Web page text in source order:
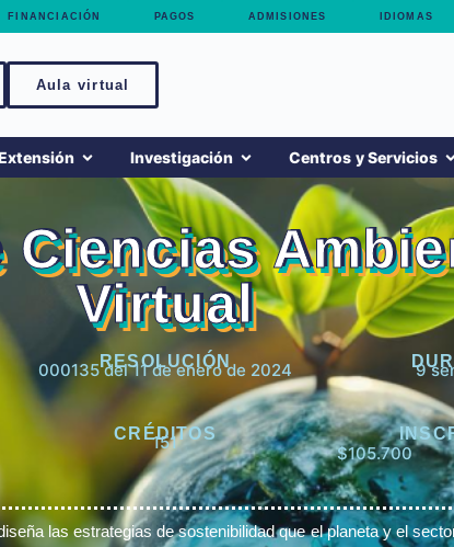
FINANCIACIÓN PAGOS ADMISIONES IDIOMAS
Aula virtual
Investigación Centros y Servicios
Ciencias
Virtual
RESOLUCIÓN
000135 del 11 de enero de 2024 9
CRÉDITOS
151
$105.700
las estrategias de sostenibilidad que el planeta y el